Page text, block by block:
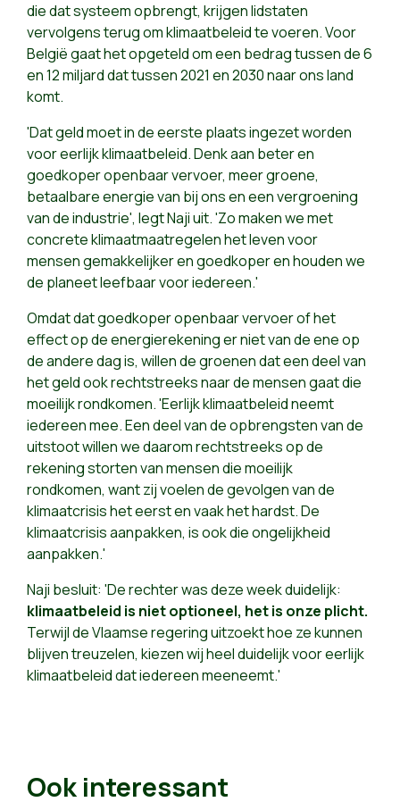
die dat systeem opbrengt, krijgen lidstaten
vervolgens terug om klimaatbeleid te voeren. Voor
België gaat het opgeteld om een bedrag tussen de 6
en 12 miljard dat tussen 2021 en 2030 naar ons land
komt.
'Dat geld moet in de eerste plaats ingezet worden
voor eerlijk klimaatbeleid. Denk aan beter en
goedkoper openbaar vervoer, meer groene,
betaalbare energie van bij ons en een vergroening
van de industrie', legt Naji uit. 'Zo maken we met
concrete klimaatmaatregelen het leven voor
mensen gemakkelijker en goedkoper en houden we
de planeet leefbaar voor iedereen.'
Omdat dat goedkoper openbaar vervoer of het
effect op de energierekening er niet van de ene op
de andere dag is, willen de groenen dat een deel van
het geld ook rechtstreeks naar de mensen gaat die
moeilijk rondkomen. 'Eerlijk klimaatbeleid neemt
iedereen mee. Een deel van de opbrengsten van de
uitstoot willen we daarom rechtstreeks op de
rekening storten van mensen die moeilijk
rondkomen, want zij voelen de gevolgen van de
klimaatcrisis het eerst en vaak het hardst. De
klimaatcrisis aanpakken, is ook die ongelijkheid
aanpakken.'
Naji besluit: 'De rechter was deze week duidelijk:
klimaatbeleid is niet optioneel, het is onze plicht.
Terwijl de Vlaamse regering uitzoekt hoe ze kunnen
blijven treuzelen, kiezen wij heel duidelijk voor eerlijk
klimaatbeleid dat iedereen meeneemt.'
Ook interessant